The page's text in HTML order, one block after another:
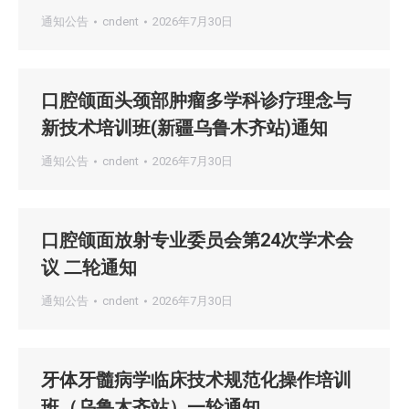
通知公告 cndent 2026年7月30日
口腔颌面头颈部肿瘤多学科诊疗理念与
新技术培训班(新疆乌鲁木齐站)通知
通知公告 cndent 2026年7月30日
口腔颌面放射专业委员会第24次学术会
议 二轮通知
通知公告 cndent 2026年7月30日
牙体牙髓病学临床技术规范化操作培训